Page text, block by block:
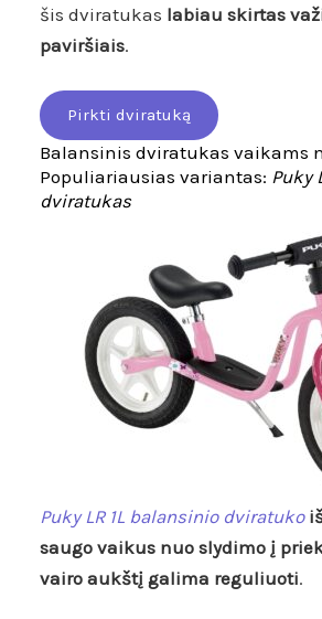
šis dviratukas labiau skirtas
paviršiais.
Pirkti dviratuką
Balansinis dviratukas vaikams
Populiariausias variantas: Puky
dviratukas
Puky LR 1L balansinio dviratuko
saugo vaikus nuo slydimo į
vairo aukštį galima reguliuoti.